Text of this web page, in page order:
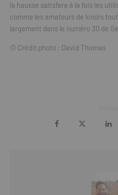
la hausse satisfera à la fois les
comme les amateurs de loisirs
largement dans le numéro 30 de
© Crédit photo : David Thomas